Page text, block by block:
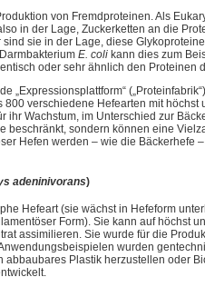
von Fremdproteinen. Als
in der Lage, Zuckerketten an die
sind sie in der Lage, diese
E. coli kann dies zum
oder sehr ähnlich den Proteinen
„Expressionsplattform“
800 verschiedene Hefearten mit höchst
ihr Wachstum, im Unterschied zur
beschränkt, sondern können eine
Hefen werden – wie die Bäckerhefe
adeninivorans)
Hefeart (sie wächst in Hefeform
Form). Sie kann auf höchst
assimilieren. Sie wurde für die
wurden
abbaubares Plastik herzustellen oder